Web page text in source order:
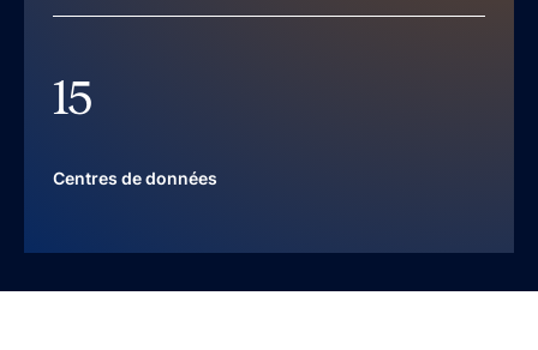
15
Centres de données